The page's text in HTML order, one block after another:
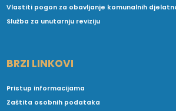
Vlastiti pogon za obavljanje komunalnih
Služba za unutarnju reviziju
BRZI LINKOVI
Pristup informacijama
Zaštita osobnih podataka